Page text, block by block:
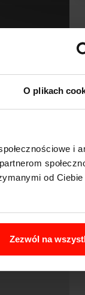
O plikach
i
od Ciebie
Zezwól na